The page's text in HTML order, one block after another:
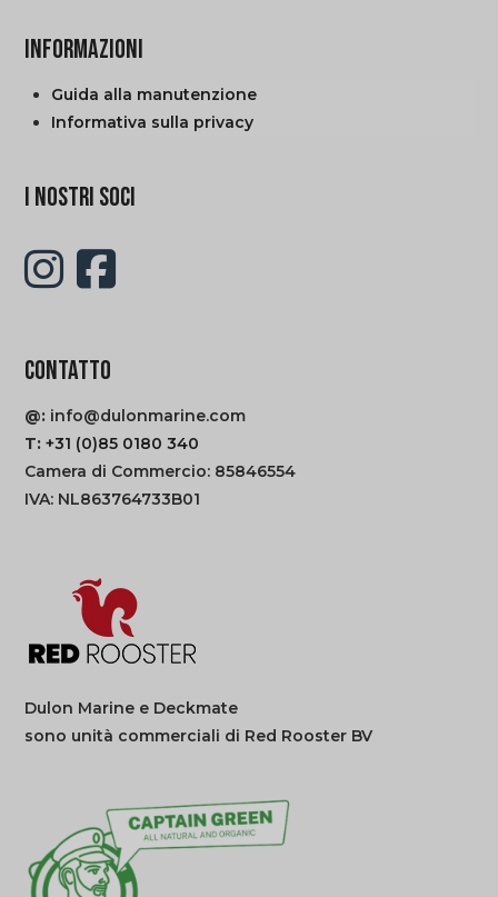
INFORMAZIONI
Guida alla manutenzione
Informativa sulla privacy
I NOSTRI SOCI
CONTATTO
@: info@dulonmarine.com
T: +31 (0)85 0180 340
Camera di Commercio: 85846554
IVA: NL863764733B01
Dulon Marine e Deckmate
sono unità commerciali di Red Rooster BV